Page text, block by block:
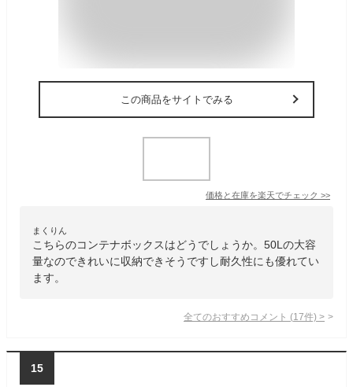
この商品をサイトでみる
価格と在庫を楽天でチェック >>
まくりん
こちらのコンテナボックスはどうでしょうか。50Lの大容
量なのできれいに収納できそうですし耐久性にも優れてい
ます。
全てのおすすめコメント (17件) >
15